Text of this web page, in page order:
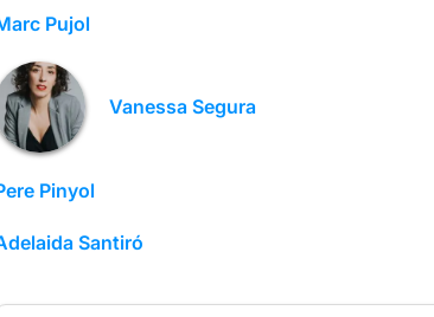
Pujol
Vanessa Segura
Pinyol
Santiró